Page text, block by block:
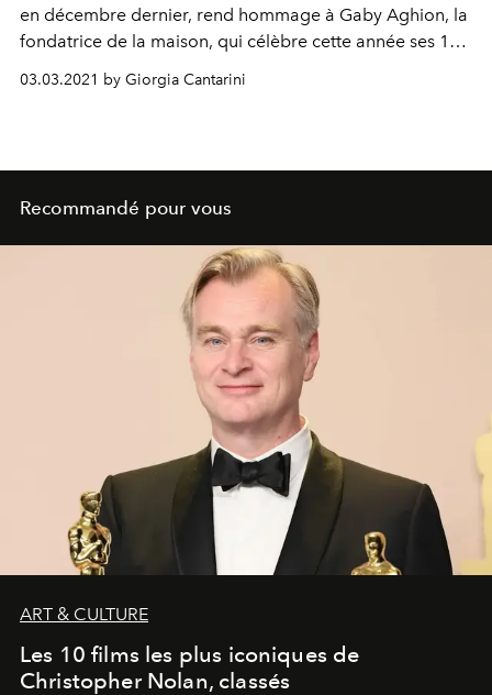
en décembre dernier, rend hommage à Gaby Aghion, la
fondatrice de la maison, qui célèbre cette année ses 100
version 2.0 en mettant l'accent sur la durabilité et les
03.03.2021 by Giorgia Cantarini
Recommandé pour vous
ART & CULTURE
Les 10 films les plus iconiques de
Christopher Nolan, classés